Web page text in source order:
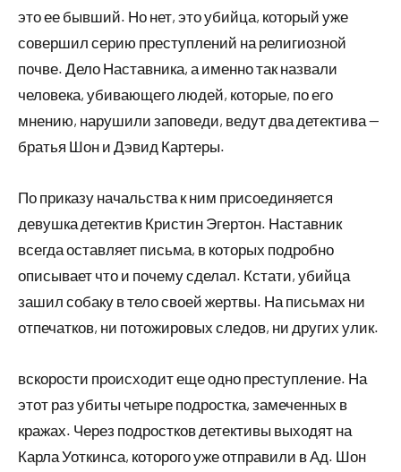
это ее бывший. Но нет, это убийца, который уже
совершил серию преступлений на религиозной
почве. Дело Наставника, а именно так назвали
человека, убивающего людей, которые, по его
мнению, нарушили заповеди, ведут два детектива —
братья Шон и Дэвид Картеры.
По приказу начальства к ним присоединяется
девушка детектив Кристин Эгертон. Наставник
всегда оставляет письма, в которых подробно
описывает что и почему сделал. Кстати, убийца
зашил собаку в тело своей жертвы. На письмах ни
отпечатков, ни потожировых следов, ни других улик.
вскорости происходит еще одно преступление. На
этот раз убиты четыре подростка, замеченных в
кражах. Через подростков детективы выходят на
Карла Уоткинса, которого уже отправили в Ад. Шон